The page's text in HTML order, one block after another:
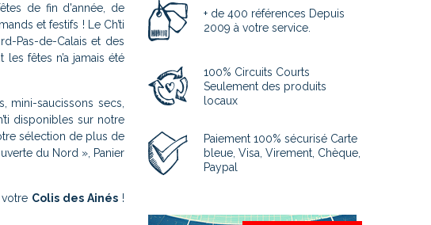
de fin d'année, de
et festifs ! Le Ch’ti
Pas-de-Calais et des
fêtes n’a jamais été
mini-saucissons secs,
disponibles sur notre
sélection de plus de
du Nord », Panier
Colis des Ainés !
+ de 400 références Depuis
2009 à votre service.
100% Circuits Courts
Seulement des produits
locaux
Paiement 100% sécurisé Carte
bleue, Visa, Virement, Chèque,
Paypal